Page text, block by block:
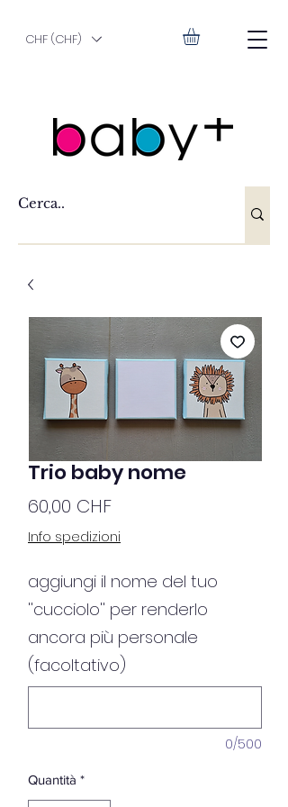
CHF (CHF)
Trio baby nome
60,00 CHFPrezzo
Info spedizioni
aggiungi il nome del tuo
''cucciolo'' per renderlo
ancora più personale
(facoltativo)
0/500
Quantità *